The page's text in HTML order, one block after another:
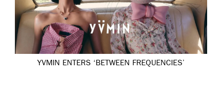
YVMIN ENTERS ‘BETWEEN FREQUENCIES’